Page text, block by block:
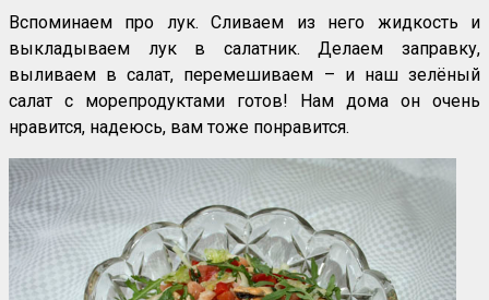
Вспоминаем про лук. Сливаем из него жидкость и
выкладываем лук в салатник. Делаем заправку,
выливаем в салат, перемешиваем – и наш зелёный
салат с морепродуктами готов! Нам дома он очень
нравится, надеюсь, вам тоже понравится.